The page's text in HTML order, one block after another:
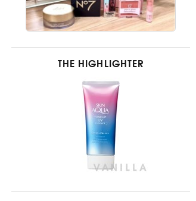
THE HIGHLIGHTER